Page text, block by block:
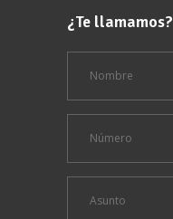
¿Te llamamos?